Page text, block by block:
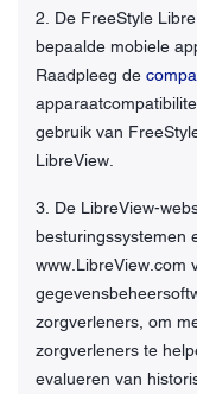
2. De FreeStyle
bepaalde mobiele
Raadpleeg de
gebruik van
LibreView.
3. De LibreView-
besturingssystemen
www.LibreView.com
zorgverleners, om
zorgverleners te
evalueren van